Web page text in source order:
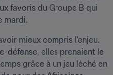
favoris du Groupe B qui
mardi.
mieux compris l'enjeu.
défense, elles prenaient le
grâce à un jeu léché en